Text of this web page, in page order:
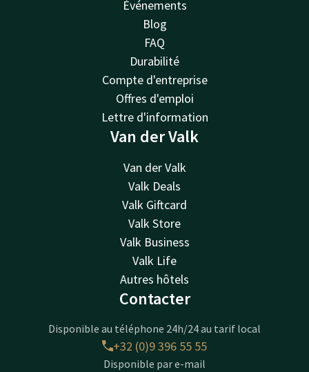
Événements
Blog
FAQ
Durabilité
Compte d'entreprise
Offres d'emploi
Lettre d'information
Van der Valk
Van der Valk
Valk Deals
Valk Giftcard
Valk Store
Valk Business
Valk Life
Autres hôtels
Contacter
Disponible au téléphone 24h/24 au tarif local
+32 (0)9 396 55 55
Disponible par e-mail